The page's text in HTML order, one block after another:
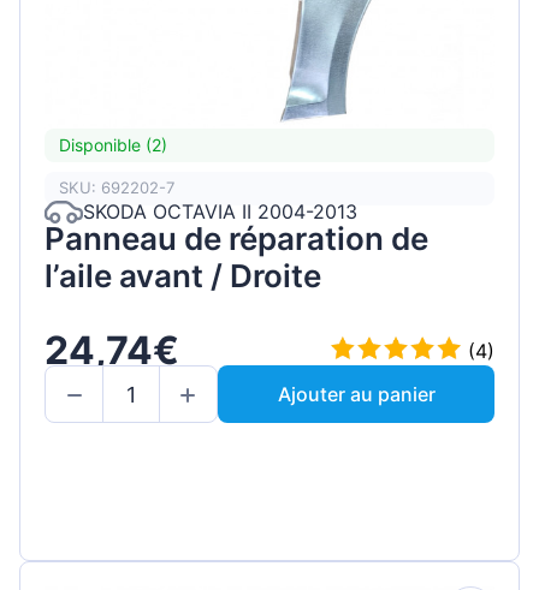
Disponible (2)
SKU: 692202-7
SKODA OCTAVIA II 2004-2013
Panneau de réparation de
l’aile avant / Droite
24,74€
(4)
Ajouter au panier